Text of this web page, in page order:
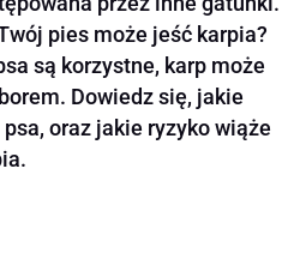
pies może jeść karpia?
są korzystne, karp może
Dowiedz się, jakie
oraz jakie ryzyko wiąże